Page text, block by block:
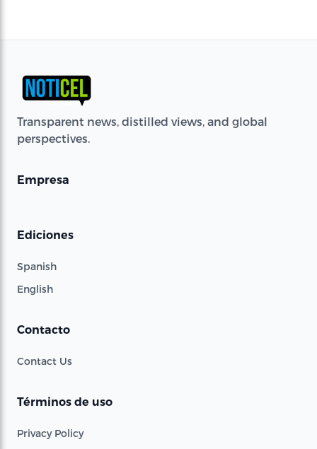
Transparent news, distilled views, and global
perspectives.
Empresa
Ediciones
Spanish
English
Contacto
Contact Us
Términos de uso
Privacy Policy